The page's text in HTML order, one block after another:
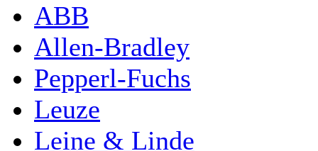
ABB
Allen-Bradley
Pepperl-Fuchs
Leuze
Leine & Linde